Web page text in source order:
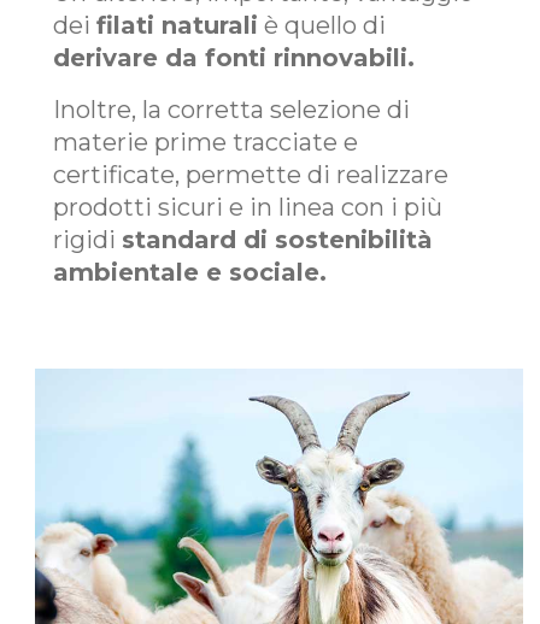
dei filati naturali è quello di
derivare da fonti rinnovabili.
Inoltre, la corretta selezione di
materie prime tracciate e
certificate, permette di realizzare
prodotti sicuri e in linea con i più
rigidi standard di sostenibilità
ambientale e sociale.